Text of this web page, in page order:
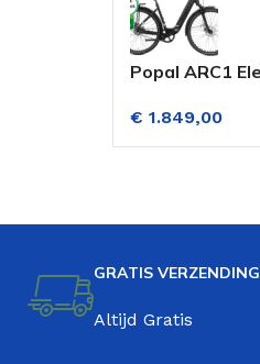
Popal ARC1
€ 1.849,00
GRATIS VERZENDING
Altijd Gratis